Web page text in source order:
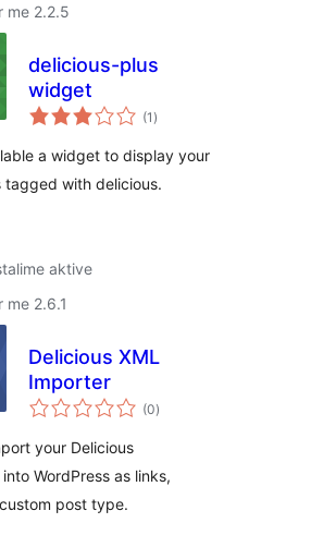
me 2.2.5
delicious-plus
widget
(1 vlerësime
gjithsej
)
a widget to display your
tagged with delicious.
aktive
me 2.6.1
Delicious XML
Importer
(0vlerësime
gjithsej
)
your Delicious
WordPress as links,
post type.